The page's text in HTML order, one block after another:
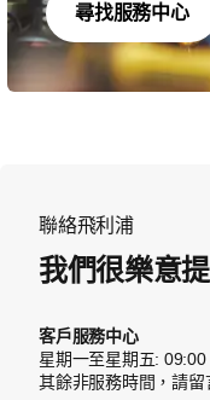
尋找服務中心
聯絡飛利浦
我們很樂意
客戶服務中心
星期一至星期五:
其餘非服務時間，請留